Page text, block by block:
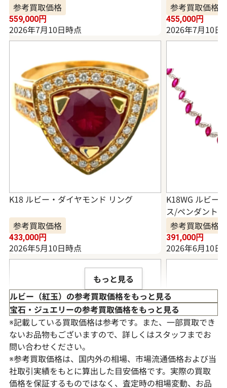
参考買取価格
559,000円
2026年7月10日時点
参考買取価格
455,000円
2026年7月10日
K18 ルビー・ダイヤモンド リング
参考買取価格
433,000円
2026年5月10日時点
K18WG ルビー
ス/ペンダント
参考買取価格
391,000円
2026年6月10日
もっと見る
ルビー（紅玉）の参考買取価格をもっと見る
宝石・ジュエリーの参考買取価格をもっと見る
※記載している買取価格は参考です。また、一部買取でき
ないお品物もございますので、詳しくはスタッフまでお
問い合わせください。
※参考買取価格は、国内外の相場、市場流通価格および当
社取引実績をもとに算出した目安価格です。実際の買取
価格を保証するものではなく、査定時の相場変動、お品